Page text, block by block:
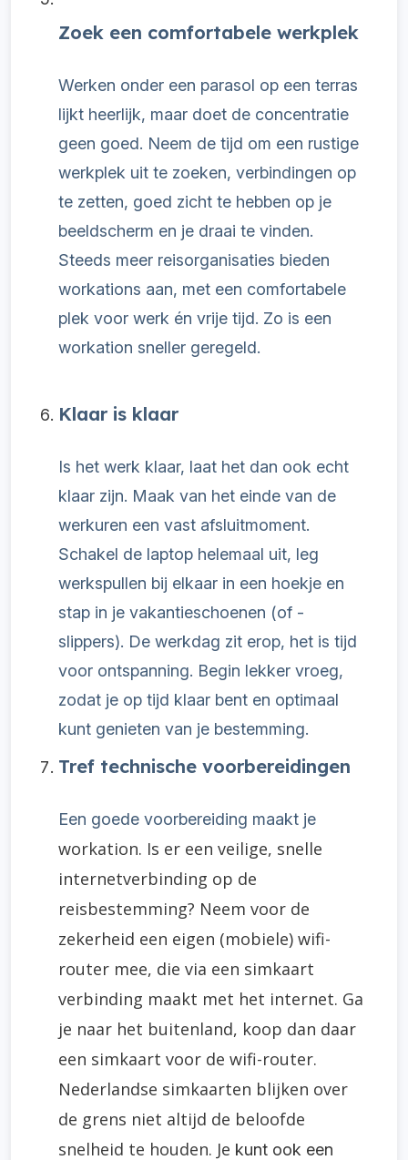
Zoek een comfortabele werkplek
Werken onder een parasol op een terras
lijkt heerlijk, maar doet de concentratie
geen goed. Neem de tijd om een rustige
werkplek uit te zoeken, verbindingen op
te zetten, goed zicht te hebben op je
beeldscherm en je draai te vinden.
Steeds meer reisorganisaties bieden
workations aan, met een comfortabele
plek voor werk én vrije tijd. Zo is een
workation sneller geregeld.
Klaar is klaar
Is het werk klaar, laat het dan ook echt
klaar zijn. Maak van het einde van de
werkuren een vast afsluitmoment.
Schakel de laptop helemaal uit, leg
werkspullen bij elkaar in een hoekje en
stap in je vakantieschoenen (of -
slippers). De werkdag zit erop, het is tijd
voor ontspanning. Begin lekker vroeg,
zodat je op tijd klaar bent en optimaal
kunt genieten van je bestemming.
Tref technische voorbereidingen
Een goede voorbereiding maakt je
workation. Is er een veilige, snelle
internetverbinding op de
reisbestemming? Neem voor de
zekerheid een eigen (mobiele) wifi-
router mee, die via een simkaart
verbinding maakt met het internet. Ga
je naar het buitenland, koop dan daar
een simkaart voor de wifi-router.
Nederlandse simkaarten blijken over
de grens niet altijd de beloofde
snelheid te houden. Je kunt ook een